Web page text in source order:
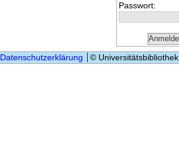
Passwort:
Datenschutzerklärung ©